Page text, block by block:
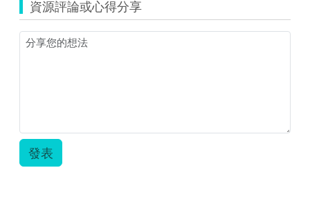
育
融
資源評論或心得分享
發表